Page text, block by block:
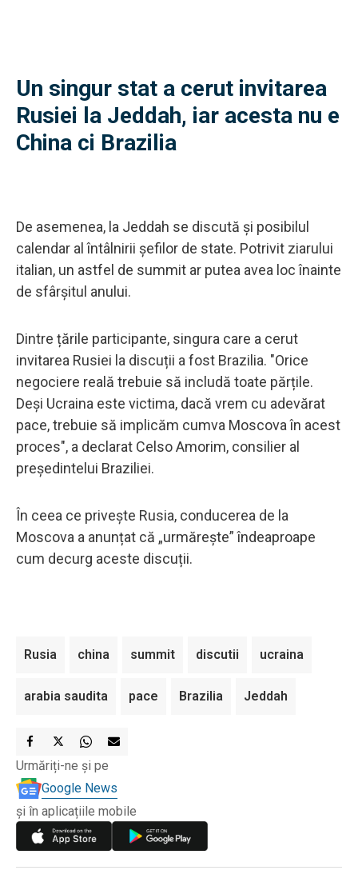
Un singur stat a cerut invitarea
Rusiei la Jeddah, iar acesta nu e
China ci Brazilia
De asemenea, la Jeddah se discută și posibilul
calendar al întâlnirii șefilor de state. Potrivit ziarului
italian, un astfel de summit ar putea avea loc înainte
de sfârșitul anului.
Dintre țările participante, singura care a cerut
invitarea Rusiei la discuții a fost Brazilia. "Orice
negociere reală trebuie să includă toate părțile.
Deși Ucraina este victima, dacă vrem cu adevărat
pace, trebuie să implicăm cumva Moscova în acest
proces", a declarat Celso Amorim, consilier al
președintelui Braziliei.
În ceea ce privește Rusia, conducerea de la
Moscova a anunțat că „urmărește” îndeaproape
cum decurg aceste discuții.
Rusia china summit discutii ucraina
arabia saudita pace Brazilia Jeddah
Urmăriți-ne și pe
Google News
și în aplicațiile mobile